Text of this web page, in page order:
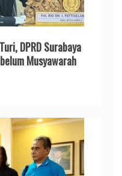
DPRD Surabaya
Musyawarah